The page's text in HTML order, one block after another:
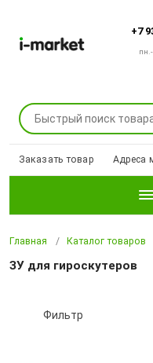
+7
Заказать товар Адреса
Главная Каталог товаров
ЗУ для гироскутеров
Фильтр